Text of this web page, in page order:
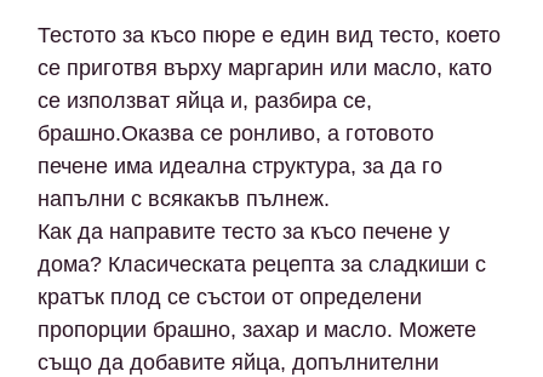
Тестото за късо пюре е един вид тесто, което
се приготвя върху маргарин или масло, като
се използват яйца и, разбира се,
брашно.Оказва се ронливо, а готовото
печене има идеална структура, за да го
напълни с всякакъв пълнеж.
Как да направите тесто за късо печене у
дома? Класическата рецепта за сладкиши с
кратък плод се състои от определени
пропорции брашно, захар и масло. Можете
също да добавите яйца, допълнителни